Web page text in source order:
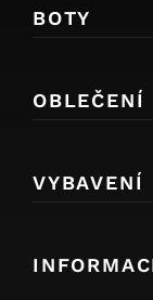
BOTY
OBLEČENÍ
VYBAVENÍ